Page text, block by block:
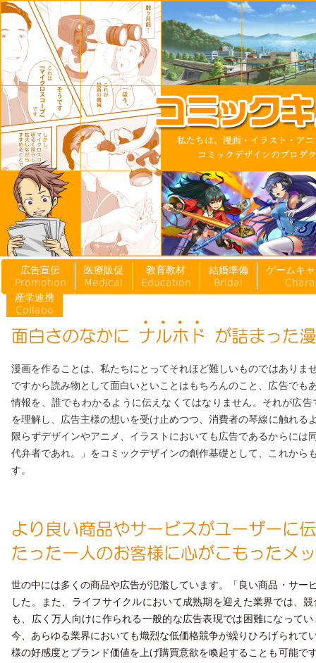
漫画を作ることは、私たちにとってそれほど難しいものではありま
ですから読み物として面白いといことはもちろんのこと、広告でも
情報を、誰でもわかるように伝えなくてはなりません。 それが広告
を理解し、広告主様の想いを受け止めつつ、消費者の琴線に触れる
限らずデザインやアニメ、イラストにおいても広告であるからには
代弁者であれ。」を コミックデザインの創作基礎として、これから
す。
世の中には多くの商品や広告が氾濫しています。「良い商品・サー
した。また、ライフサイクルにおいて成熟期を迎えた業界では、
も、広く万人向けに作られる一般的な広告表現では困難になって
今、あらゆる業界においても熾烈な低価格競争が繰りひろげられて
様の好感度とブランド価値を上げ購買意欲を喚起することも可能で
広告マンガ・キャラクター・アニメをデザインするプロダクション「コミックキューブ」
広告宣伝
Promotion
医療販促
Medical
教育教材
Education
結婚準備
Bridal
ゲームキ
産学連携
Collabo